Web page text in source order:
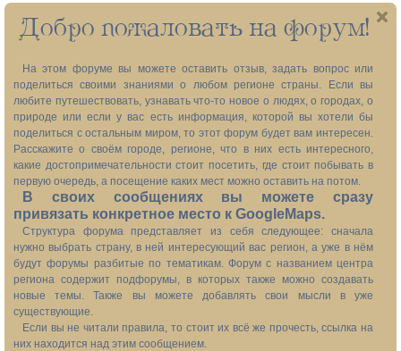
ск
Добро пожаловать на форум!
На этом форуме вы можете оставить отзыв, задать вопрос или
поделиться своими знаниями о любом регионе страны. Если вы
любите путешествовать, узнавать что-то новое о людях, о городах, о
природе или если у вас есть информация, которой вы хотели бы
поделиться с остальным миром, то этот форум будет вам интересен.
Расскажите о своём городе, регионе, что в них есть интересного,
какие достопримечательности стоит посетить, где стоит побывать в
первую очередь, а посещение каких мест можно оставить на потом.
В своих сообщениях вы можете сразу
привязать конкретное место к GoogleMaps.
Структура форума представляет из себя следующее: сначала
нужно выбрать страну, в ней интересующий вас регион, а уже в нём
будут форумы разбитые по тематикам. Форум с названием центра
региона содержит подфорумы, в которых также можно создавать
новые темы. Также вы можете добавлять свои мысли в уже
существующие.
Если вы не читали правила, то стоит их всё же прочесть, ссылка на
них находится над этим сообщением.